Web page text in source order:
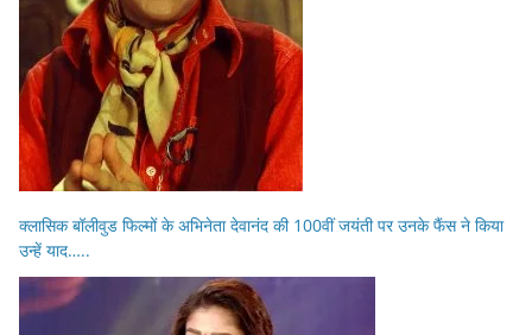
क्लासिक बॉलीवुड फिल्मों के अभिनेता देवानंद की 100वीं जयंती पर उनके फैंस ने किया
उन्हें याद…..